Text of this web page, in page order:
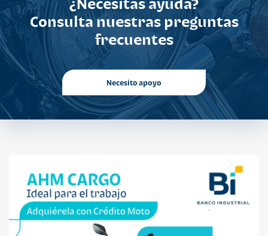
Consulta nuestras preguntas
frecuentes
Necesito apoyo